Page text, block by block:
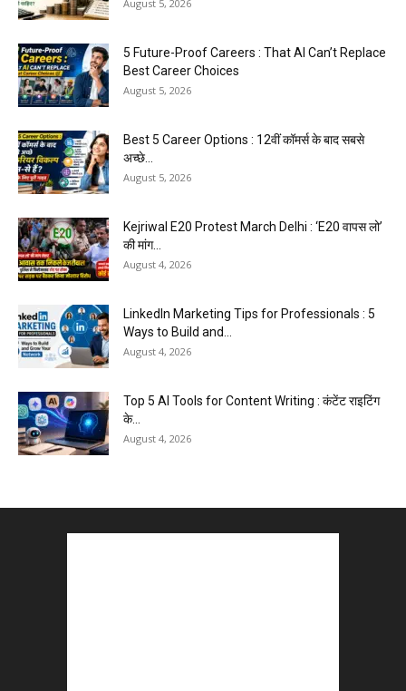
August 5, 2026
5 Future-Proof Careers : That AI Can’t Replace
Best Career Choices
August 5, 2026
Best 5 Career Options : 12वीं कॉमर्स के बाद सबसे
अच्छे...
August 5, 2026
Kejriwal E20 Protest March Delhi : ‘E20 वापस लो’
की मांग...
August 4, 2026
LinkedIn Marketing Tips for Professionals : 5
Ways to Build and...
August 4, 2026
Top 5 AI Tools for Content Writing : कंटेंट राइटिंग
के...
August 4, 2026